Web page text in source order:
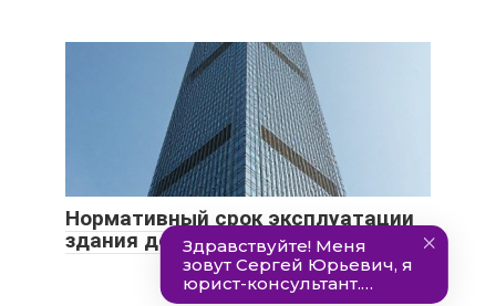
Нормативный срок эксплуатации
здания до капитального ремонта